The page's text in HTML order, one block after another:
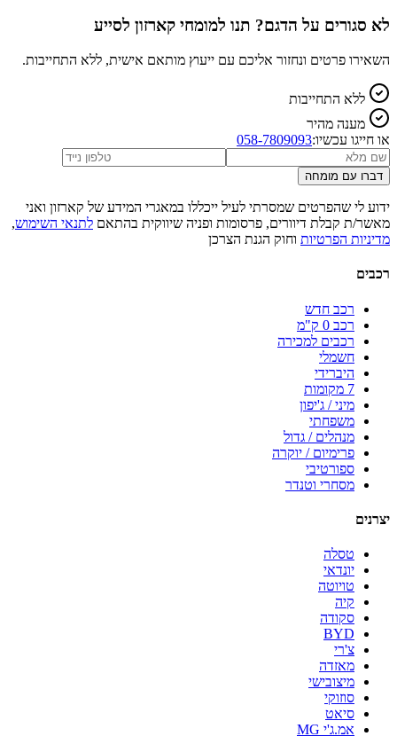
לא סגורים על הדגם? תנו למומחי קארזון לסייע
השאירו פרטים ונחזור אליכם עם ייעוץ מותאם אישית, ללא התחייבות.
ללא התחייבות
מענה מהיר
או חייגו עכשיו:058-7809093
דברו עם מומחה
ידוע לי שהפרטים שמסרתי לעיל ייכללו במאגרי המידע של קארזון ואני
מאשר/ת קבלת דיוורים, פרסומות ופניה שיווקית בהתאם לתנאי השימוש,
מדיניות הפרטיות וחוק הגנת הצרכן
רכבים
רכב חדש
רכב 0 ק"מ
רכבים למכירה
חשמלי
היברידי
7 מקומות
מיני / ג'יפון
משפחתי
מנהלים / גדול
פרימיום / יוקרה
ספורטיבי
מסחרי וטנדר
יצרנים
טסלה
יונדאי
טויוטה
קיה
סקודה
BYD
צ'רי
מאזדה
מיצובישי
סוזוקי
סיאט
אמ.ג'י MG